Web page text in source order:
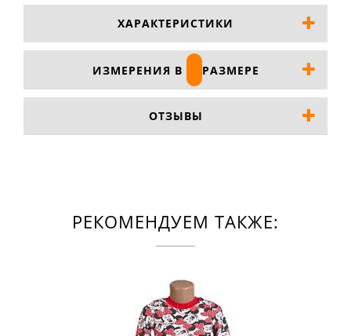
ХАРАКТЕРИСТИКИ
ИЗМЕРЕНИЯ В РАЗМЕРЕ
ОТЗЫВЫ
РЕКОМЕНДУЕМ ТАКЖЕ: